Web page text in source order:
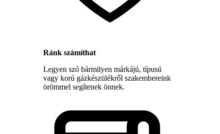
Ránk számíthat
Legyen szó bármilyen márkájú, típusú
vagy korú gázkészülékről szakembereink
örömmel segítenek önnek.